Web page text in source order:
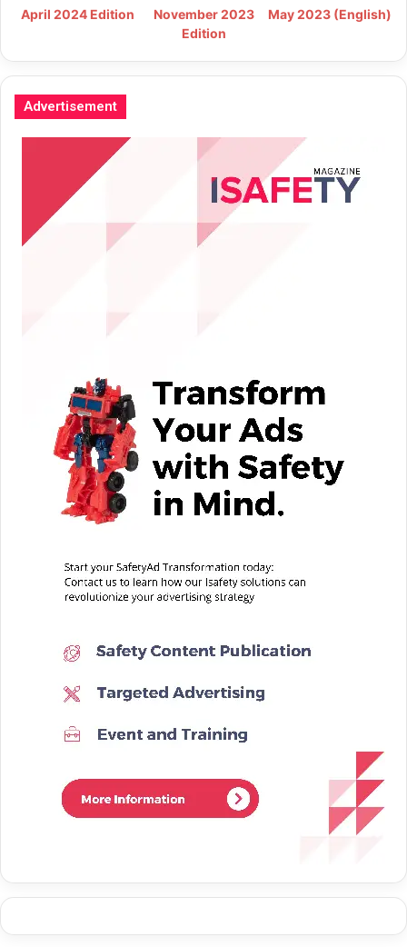
April 2024 Edition
November 2023
Edition
May 2023 (English)
Advertisement